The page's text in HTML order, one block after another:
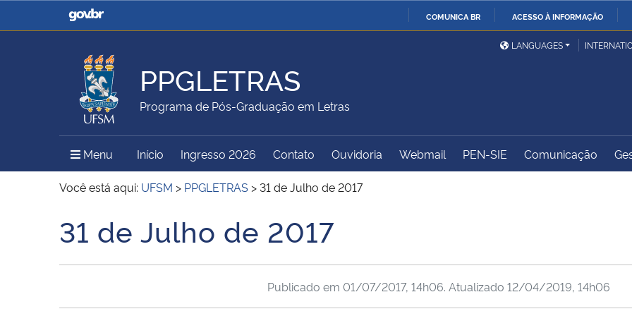
COMUNICA BR ACESSO À INFORMAÇÃO
Casa Civil
Ministério da Justiça e
Ministério da Defesa
Ministério das Relações
Exteriores
Ministério da Agricultura,
Pecuária e Abastecimento
Ministério da Educação
Ministério do Meio Ambiente Ministério do Turismo
Ministério do
Desenvolvimento Regional
Controladoria-Geral da
Secretaria de Governo
Gabinete de Segurança
LANGUAGES
PPGLETRAS
Programa de Pós-Graduação em Letras
Menu Menu Principal do Sítio
Início Ingresso 2026 Contato Ouvidoria Webmail PEN-SIE Comunicação
Você está aqui: UFSM > PPGLETRAS >31 de Julho de 2017
Início do conteúdo
31 de Julho de 2017
Publicado em 01/07/2017, 14h06. Atualizado 12/04/2019, 14h06